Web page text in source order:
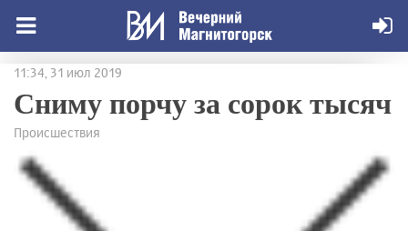
11:34, 31 июл 2019
Сниму порчу за сорок тысяч
Происшествия